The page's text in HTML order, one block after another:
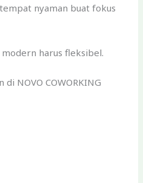
nyaman buat fokus
harus fleksibel.
NOVO COWORKING